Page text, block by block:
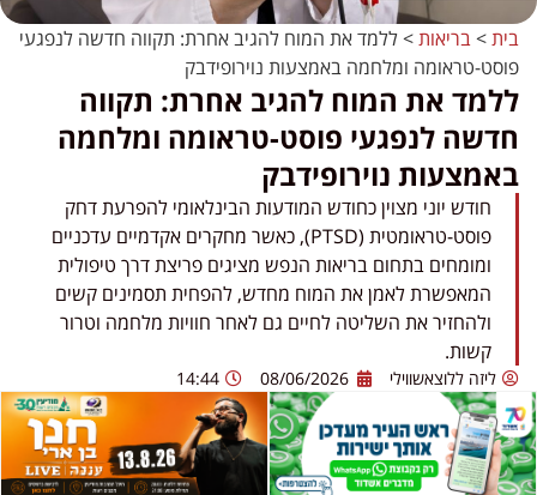
בית>בריאות>ללמד את המוח להגיב אחרת: תקווה חדשה לנפגעי
פוסט-טראומה ומלחמה באמצעות נוירופידבק
ללמד את המוח להגיב אחרת: תקווה
חדשה לנפגעי פוסט-טראומה ומלחמה
באמצעות נוירופידבק
חודש יוני מצוין כחודש המודעות הבינלאומי להפרעת דחק
פוסט-טראומטית (PTSD), כאשר מחקרים אקדמיים עדכניים
ומומחים בתחום בריאות הנפש מציגים פריצת דרך טיפולית
המאפשרת לאמן את המוח מחדש, להפחית תסמינים קשים
ולהחזיר את השליטה לחיים גם לאחר חוויות מלחמה וטרור
קשות.
ליזה ללוצאשווילי 08/06/2026
14:44